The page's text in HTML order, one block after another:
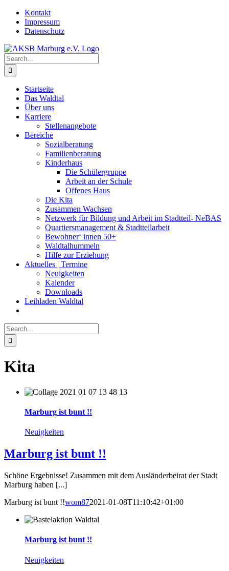
Skip
content
Kontakt
Impressum
Datenschutz
Search
for:
Startseite
Das Waldtal
Über uns
Karriere
Stellenangebote
Bereiche
Sozialberatung
Familienberatung
Kinderhaus
Die Schülergruppe
Arbeit an der Schule
Offenes Haus
Die Kita
Zusammen Wachsen
Netzwerk für Bildung und Arbeit im Stadtteil- NeBAS
Quartiersmanagement & Stadtteilarbeit
Bewohner‘ innen 50+
Waldtalhummeln
Hilfe zur Erziehung
Aktuelles | Termine
Neuigkeiten
Kalender
Downloads
Leihladen Waldtal
Search
for:
Kita
Marburg ist bunt !!
Neuigkeiten
Marburg ist bunt !!
Schöne Ergebnisse! Zusammen mit dem Ausländerbeirat der Stadt
Marburg haben [...]
Marburg ist bunt !!wom872021-01-08T11:10:42+01:00
Marburg ist bunt !!
Neuigkeiten